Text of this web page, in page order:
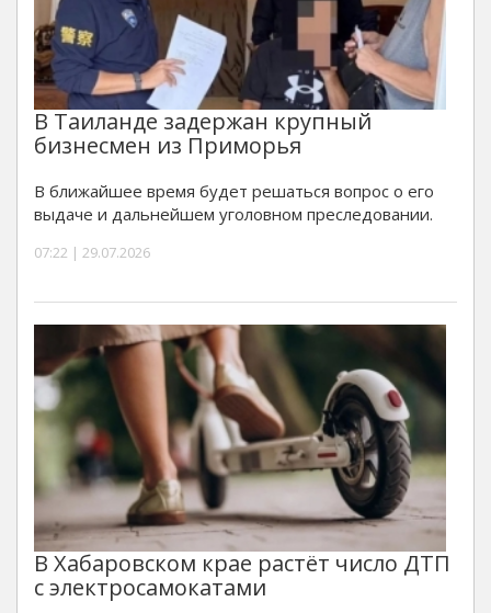
В Таиланде задержан крупный
бизнесмен из Приморья
В ближайшее время будет решаться вопрос о его
выдаче и дальнейшем уголовном преследовании.
07:22 | 29.07.2026
В Хабаровском крае растёт число ДТП
с электросамокатами